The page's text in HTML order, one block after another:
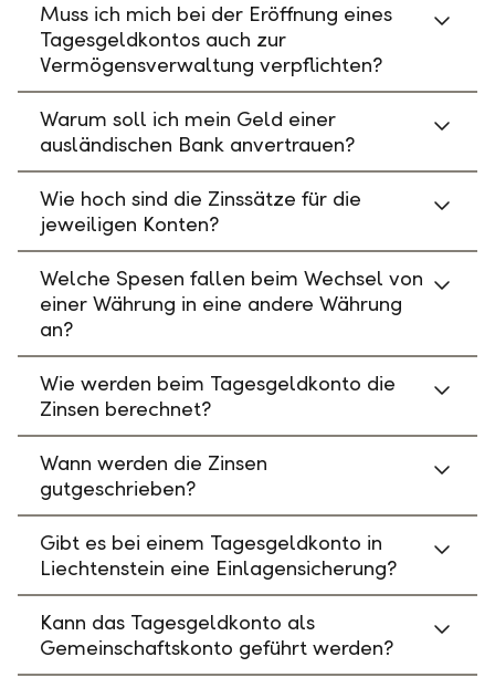
Muss ich mich bei der Eröffnung eines
Tagesgeldkontos auch zur
Vermögensverwaltung verpflichten?
Warum soll ich mein Geld einer
ausländischen Bank anvertrauen?
Wie hoch sind die Zinssätze für die
jeweiligen Konten?
Welche Spesen fallen beim Wechsel von
einer Währung in eine andere Währung
an?
Wie werden beim Tagesgeldkonto die
Zinsen berechnet?
Wann werden die Zinsen
gutgeschrieben?
Gibt es bei einem Tagesgeldkonto in
Liechtenstein eine Einlagensicherung?
Kann das Tagesgeldkonto als
Gemeinschaftskonto geführt werden?